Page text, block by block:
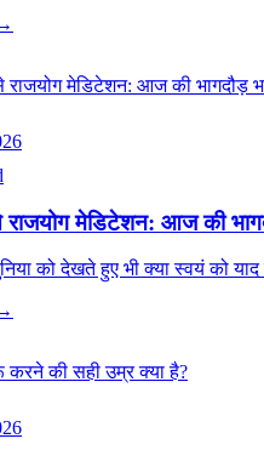
मेडिटेशन: आज की
को देखते हुए भी क्या स्वयं को